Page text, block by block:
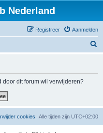
Nederland
Aanmelden
Registreer
door dit forum wil verwijderen?
Alle tijden zijn UTC+02:00
cookies